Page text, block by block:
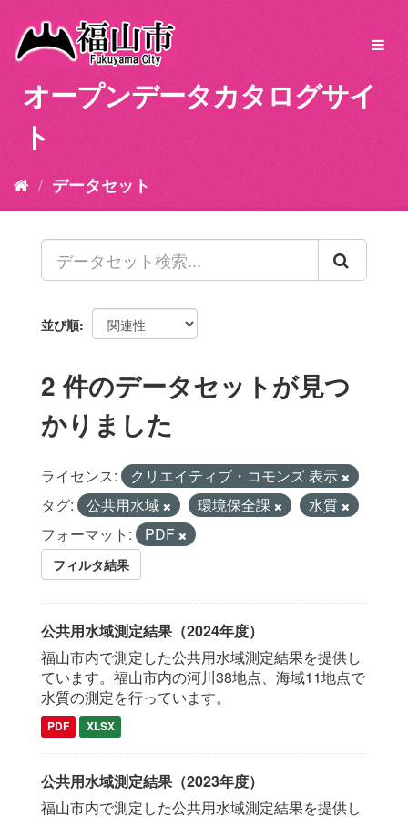
オープンデータカタログサイ
ト
データセット
並び順
2 件のデータセットが見つ
かりました
ライセンス:
クリエイティブ・コモンズ 表示
タグ:
公共用水域 環境保全課
水質
フォーマット:
PDF
フィルタ結果
公共用水域測定結果（2024年度）
福山市内で測定した公共用水域測定結果を提供し
ています。福山市内の河川38地点、海域11地点で
水質の測定を行っています。
PDF XLSX
公共用水域測定結果（2023年度）
福山市内で測定した公共用水域測定結果を提供し